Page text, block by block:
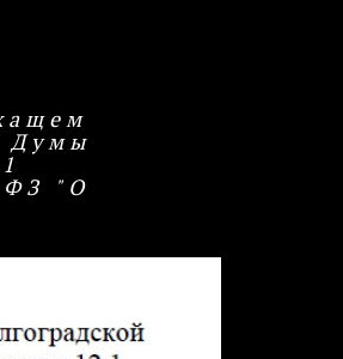
Думы
ФЗ "О